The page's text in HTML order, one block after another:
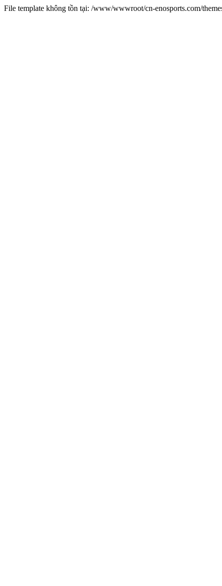
File template không tồn tại: /www/wwwroot/cn-enosports.com/